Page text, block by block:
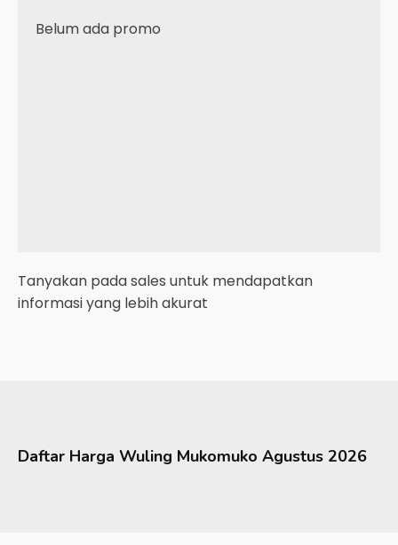
Belum ada promo
Tanyakan pada sales untuk mendapatkan
informasi yang lebih akurat
Daftar Harga Wuling Mukomuko Agustus 2026